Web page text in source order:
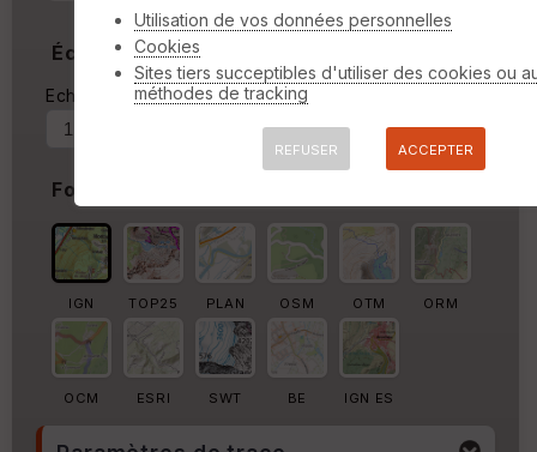
Échelle
Echelle actuelle : 1/9963
Fond de carte
IGN TOP25 PLAN OSM OTM ORM
OCM ESRI SWT BE IGN ES
Utilisation de vos données personnelles
Cookies
Sites tiers succeptibles d'utiliser des cookies ou
méthodes de tracking
REFUSER ACCEPTER